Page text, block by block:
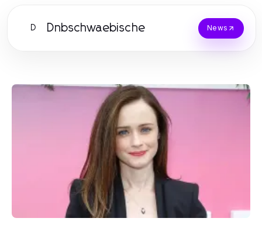
D Dnbschwaebische News